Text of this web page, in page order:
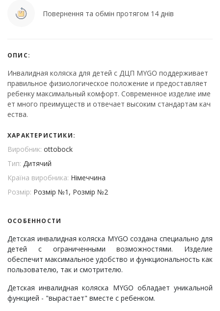
Повернення та обмін протягом 14 днів
ОПИС:
Инвалидная коляска для детей с ДЦП MYGO поддерживает
правильное физиологическое положение и предоставляет
ребенку максимальный комфорт. Современное изделие име
ет много преимуществ и отвечает высоким стандартам кач
ества.
ХАРАКТЕРИСТИКИ:
Виробник: ottobock
Тип: Дитячий
Країна виробника: Німеччина
Розмір: Розмір №1, Розмір №2
ОСОБЕННОСТИ
Детская инвалидная коляска MYGO создана специально для
детей с ограниченными возможностями. Изделие
обеспечит максимальное удобство и функциональность как
пользователю, так и смотрителю.
Детская инвалидная коляска MYGO обладает уникальной
функцией - "вырастает" вместе с ребенком.